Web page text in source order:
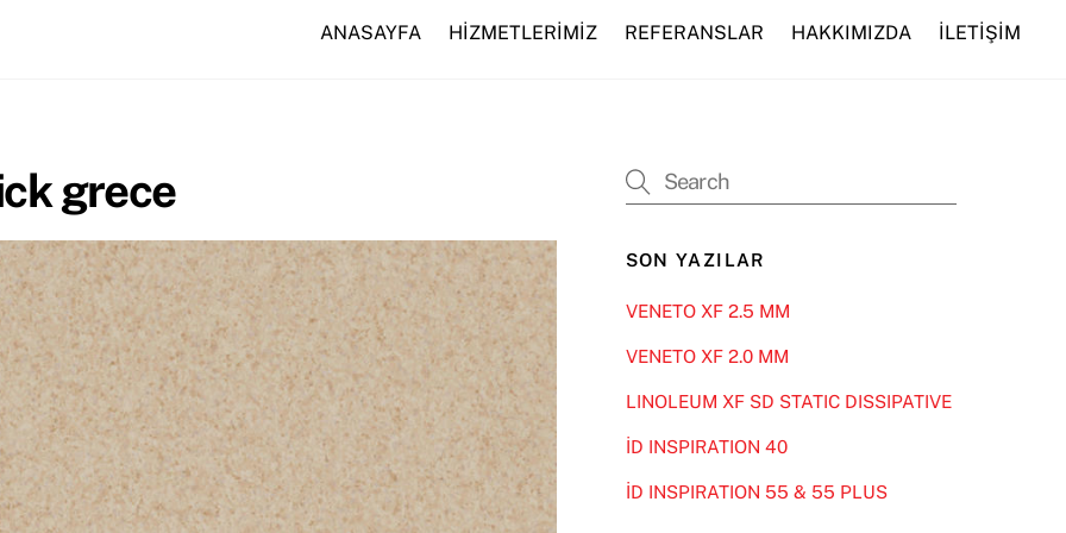
ANASAYFA HİZMETLERİMİZ REFERANSLAR HAKKIMIZDA İLETİŞİM
grece
SON YAZILAR
VENETO XF 2.5 MM
VENETO XF 2.0 MM
LINOLEUM XF SD STATIC DISSIPATIVE
İD INSPIRATION 40
İD INSPIRATION 55 & 55 PLUS